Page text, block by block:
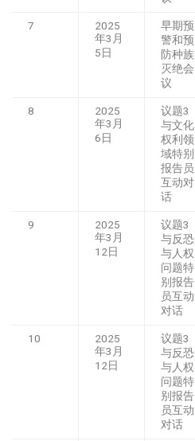
7
2025
年3月
5日
早期预
警和预
防种族
灭绝会
议
8
2025
年3月
6日
议题3
与文化
权利领
域特别
报告员
互动对
话
9
2025
年3月
12日
议题3
与反恐
与人权
问题特
别报告
员互动
对话
10
2025
年3月
12日
议题3
与反恐
与人权
问题特
别报告
员互动
对话